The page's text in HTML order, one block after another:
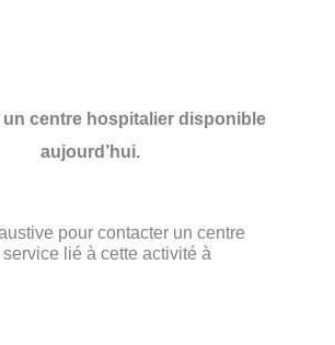
centre hospitalier disponible
aujourd’hui.
pour contacter un centre
lié à cette activité à